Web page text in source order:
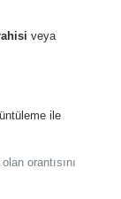
veya
ile
orantısını